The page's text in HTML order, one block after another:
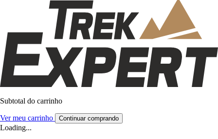
Subtotal do carrinho
Ver meu carrinho Continuar comprando
Loading...